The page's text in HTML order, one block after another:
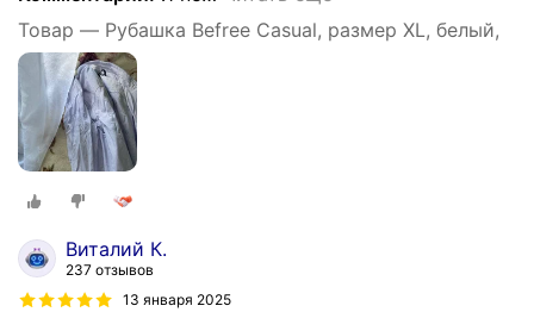
Товар — Рубашка Befree Casual, размер XL, белый,
Виталий К.
237 отзывов
13 января 2025